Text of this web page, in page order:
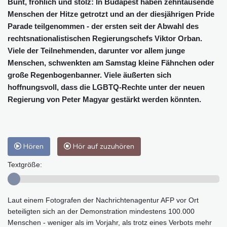
Menschen der Hitze getrotzt und an der diesjährigen Pride
Parade teilgenommen - der ersten seit der Abwahl des
rechtsnationalistischen Regierungschefs Viktor Orban.
Viele der Teilnehmenden, darunter vor allem junge
Menschen, schwenkten am Samstag kleine Fähnchen oder
große Regenbogenbanner. Viele äußerten sich
hoffnungsvoll, dass die LGBTQ-Rechte unter der neuen
Regierung von Peter Magyar gestärkt werden könnten.
Hören Hör auf zuzuhören
Textgröße:
Laut einem Fotografen der Nachrichtenagentur AFP vor Ort
beteiligten sich an der Demonstration mindestens 100.000
Menschen - weniger als im Vorjahr, als trotz eines Verbots mehr